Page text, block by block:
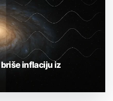
inflaciju iz